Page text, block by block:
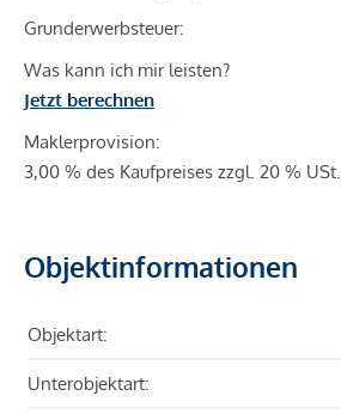
Grunderwerbsteuer:
Was kann ich mir leisten?
Jetzt berechnen
Maklerprovision:
3,00 % des Kaufpreises zzgl. 20 % USt.
Objektinformationen
Objektart:
Unterobjektart: